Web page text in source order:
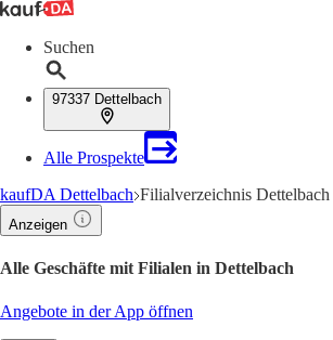
Suchen
97337 Dettelbach
Alle Prospekte
kaufDA Dettelbach Filialverzeichnis Dettelbach
Anzeigen
Alle Geschäfte mit Filialen in Dettelbach
Angebote in der App öffnen